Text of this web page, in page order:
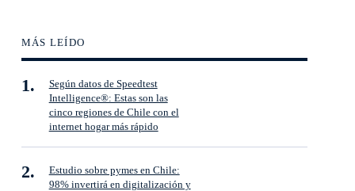
MÁS LEÍDO
Según datos de Speedtest
Intelligence®: Estas son las
cinco regiones de Chile con el
internet hogar más rápido
Estudio sobre pymes en Chile:
98% invertirá en digitalización y